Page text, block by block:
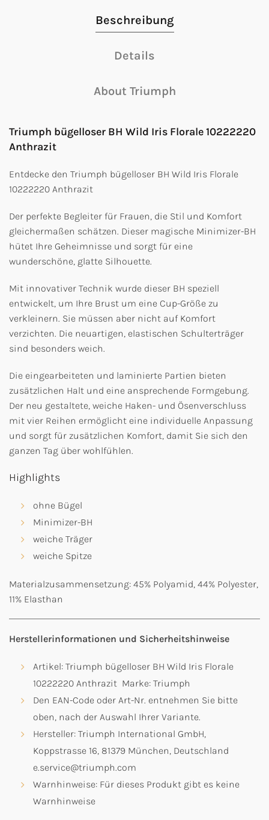
Beschreibung
Details
About Triumph
Triumph bügelloser BH Wild Iris Florale 10222220
Anthrazit
Entdecke den Triumph bügelloser BH Wild Iris Florale
10222220 Anthrazit
Der perfekte Begleiter für Frauen, die Stil und Komfort
gleichermaßen schätzen. Dieser magische Minimizer-BH
hütet Ihre Geheimnisse und sorgt für eine
wunderschöne, glatte Silhouette.
Mit innovativer Technik wurde dieser BH speziell
entwickelt, um Ihre Brust um eine Cup-Größe zu
verkleinern. Sie müssen aber nicht auf Komfort
verzichten. Die neuartigen, elastischen Schulterträger
sind besonders weich.
Die eingearbeiteten und laminierte Partien bieten
zusätzlichen Halt und eine ansprechende Formgebung.
Der neu gestaltete, weiche Haken- und Ösenverschluss
mit vier Reihen ermöglicht eine individuelle Anpassung
und sorgt für zusätzlichen Komfort, damit Sie sich den
ganzen Tag über wohlfühlen.
Highlights
ohne Bügel
Minimizer-BH
weiche Träger
weiche Spitze
Materialzusammensetzung: 45% Polyamid, 44% Polyester,
11% Elasthan
Herstellerinformationen und Sicherheitshinweise
Artikel: Triumph bügelloser BH Wild Iris Florale
10222220 Anthrazit Marke: Triumph
Den EAN-Code oder Art-Nr. entnehmen Sie bitte
oben, nach der Auswahl Ihrer Variante.
Hersteller: Triumph International GmbH,
Koppstrasse 16, 81379 München, Deutschland
e.service@triumph.com
Warnhinweise: Für dieses Produkt gibt es keine
Warnhinweise